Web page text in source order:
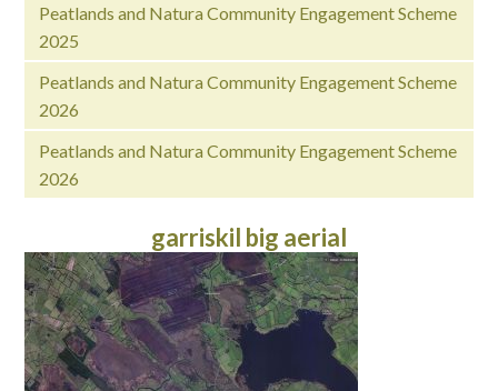
Peatlands and Natura Community Engagement Scheme
2025
Peatlands and Natura Community Engagement Scheme
2026
Peatlands and Natura Community Engagement Scheme
2026
garriskil big aerial